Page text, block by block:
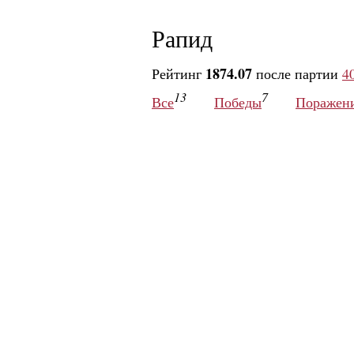
Рапид
Рейтинг 1874.07 после партии
Все13 Победы7